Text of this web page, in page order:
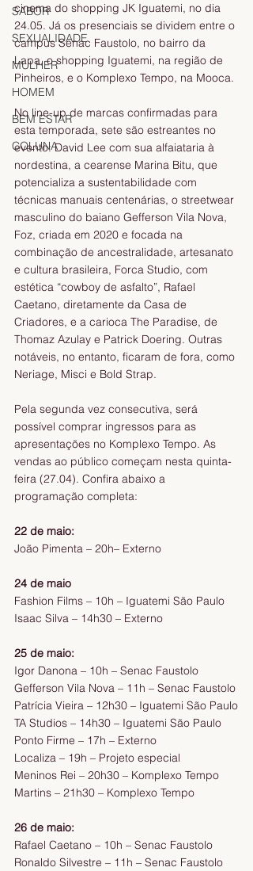
SABOR
SEXUALIDADE
MULHER
HOMEM
BEM ESTAR
COLUNA
cinema do shopping JK Iguatemi, no dia
24.05. Já os presenciais se dividem entre o
campus Senac Faustolo, no bairro da
Lapa, o shopping Iguatemi, na região de
Pinheiros, e o Komplexo Tempo, na Mooca.
No line-up de marcas confirmadas para
esta temporada, sete são estreantes no
evento: David Lee com sua alfaiataria à
nordestina, a cearense Marina Bitu, que
potencializa a sustentabilidade com
técnicas manuais centenárias, o streetwear
masculino do baiano Gefferson Vila Nova,
Foz, criada em 2020 e focada na
combinação de ancestralidade, artesanato
e cultura brasileira, Forca Studio, com
estética “cowboy de asfalto”, Rafael
Caetano, diretamente da Casa de
Criadores, e a carioca The Paradise, de
Thomaz Azulay e Patrick Doering. Outras
notáveis, no entanto, ficaram de fora, como
Neriage, Misci e Bold Strap.
Pela segunda vez consecutiva, será
possível comprar ingressos para as
apresentações no Komplexo Tempo. As
vendas ao público começam nesta quinta-
feira (27.04). Confira abaixo a
programação completa:
22 de maio:
João Pimenta – 20h– Externo
24 de maio
Fashion Films – 10h – Iguatemi São Paulo
Isaac Silva – 14h30 – Externo
25 de maio:
Igor Danona – 10h – Senac Faustolo
Gefferson Vila Nova – 11h – Senac Faustolo
Patrícia Vieira – 12h30 – Iguatemi São Paulo
TA Studios – 14h30 – Iguatemi São Paulo
Ponto Firme – 17h – Externo
Localiza – 19h – Projeto especial
Meninos Rei – 20h30 – Komplexo Tempo
Martins – 21h30 – Komplexo Tempo
26 de maio:
Rafael Caetano – 10h – Senac Faustolo
Ronaldo Silvestre – 11h – Senac Faustolo